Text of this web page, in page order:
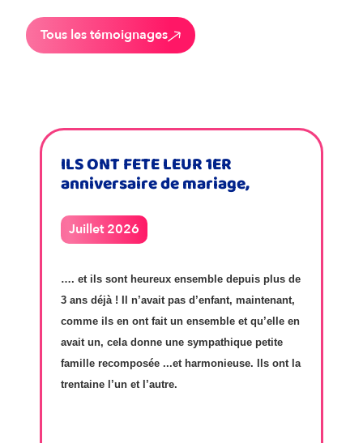
Tous les témoignages
ILS ONT FETE LEUR 1ER
anniversaire de mariage,
Juillet 2026
…. et ils sont heureux ensemble depuis plus de
3 ans déjà ! Il n’avait pas d’enfant, maintenant,
comme ils en ont fait un ensemble et qu’elle en
avait un, cela donne une sympathique petite
famille recomposée ...et harmonieuse. Ils ont la
trentaine l’un et l’autre.